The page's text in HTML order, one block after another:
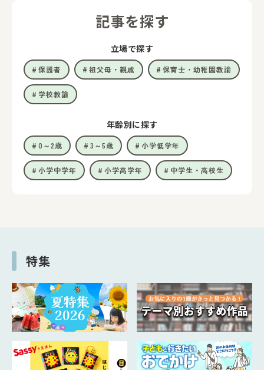
記事を探す
立場で探す
保護者 祖父母・親戚 保育士・幼稚園教諭
学校教諭
年齢別に探す
0～2歳 3～5歳 小学低学年
小学中学年 小学高学年 中学生・高校生
特集